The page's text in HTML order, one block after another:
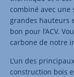
combiné avec
grandes hauteurs
bon pour l’ACV.
carbone de notre
L’un des
construction bois